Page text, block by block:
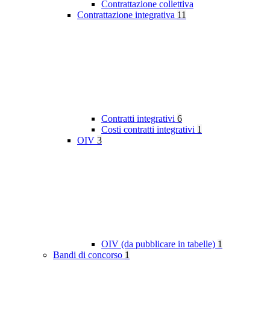
Contrattazione collettiva
Contrattazione integrativa 11
Contratti integrativi 6
Costi contratti integrativi 1
OIV 3
OIV (da pubblicare in tabelle) 1
Bandi di concorso 1